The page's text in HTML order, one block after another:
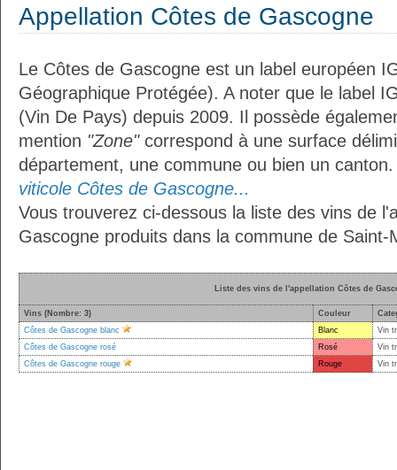
Appellation Côtes de Gascogne
Le Côtes de Gascogne est un label européen
Géographique Protégée). A noter que le label
(Vin De Pays) depuis 2009. Il possède
mention "Zone"correspond à une surface
département, une commune ou bien un
viticole Côtes de Gascogne...
Vous trouverez ci-dessous la liste des vins de
Gascogne produits dans la commune de Saint-
Liste des vins de l'appellation Côtes de
Vins (Nombre: 3) Couleur
Côtes de Gascogne blanc
Blanc
Vin
Côtes de Gascogne rosé
Rosé
Vin
Côtes de Gascogne rouge
Rouge Vin